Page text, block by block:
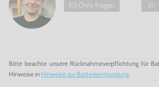
Chris fragen
Bitte beachte unsere Rücknahmeverpflichtung für
Hinweise in Hinweise zur Batterieentsorgung